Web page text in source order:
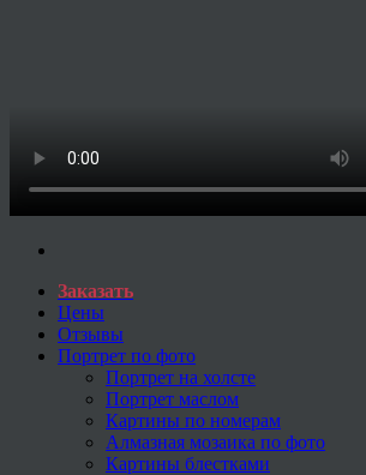
Заказать
Цены
Отзывы
Портрет по фото
Портрет на холсте
Портрет маслом
Картины по номерам
Алмазная мозаика по фото
Картины блестками